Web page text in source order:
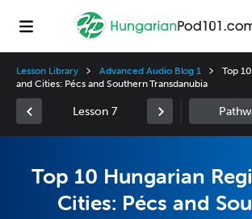
Lesson Library Advanced Audio Blog 1
Top
and Cities: Pécs and Southern Transdanubia
Lesson 7
Top 10 Hungarian
Cities: Pécs and